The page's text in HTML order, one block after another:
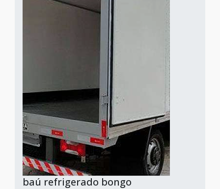
baú refrigerado bongo